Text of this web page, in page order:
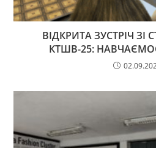
ВІДКРИТА ЗУСТРІЧ ЗІ
КТШВ-25: